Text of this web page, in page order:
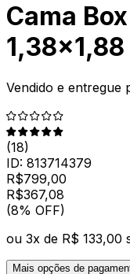
Cama
1,38x1,88
Vendido e entregue
(18)
ID: 813714379
R$799,00
R$367,08
(8% OFF)
ou 3x de R$ 133,00
Mais opções de